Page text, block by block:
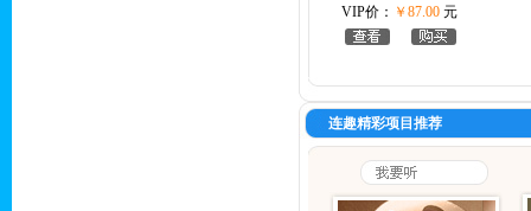
VIP价： ￥87.00元
连趣精彩项目推荐